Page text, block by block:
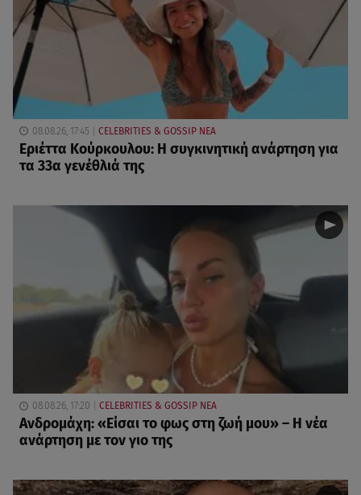
08.08.26, 17:45 CELEBRITIES & GOSSIP ΝΕΑ
Εριέττα Κούρκουλου: Η συγκινητική ανάρτηση για
τα 33α γενέθλιά της
08.08.26, 17:20 CELEBRITIES & GOSSIP ΝΕΑ
Ανδρομάχη: «Είσαι το φως στη ζωή μου» – Η νέα
ανάρτηση με τον γιο της